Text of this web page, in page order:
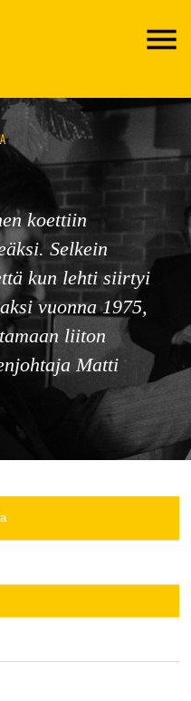
koettiin
Selkein
kun lehti siirtyi
vuonna 1975,
liiton
Matti